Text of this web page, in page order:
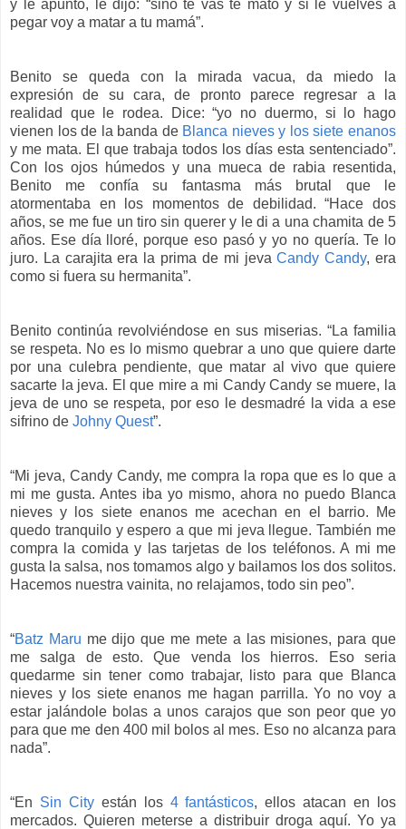
y le apunto, le dijo: “sino te vas te mato y si le vuelves a
pegar voy a matar a tu mamá”.
Benito se queda con la mirada vacua, da miedo la
expresión de su cara, de pronto parece regresar a la
realidad que le rodea. Dice: “yo no duermo, si lo hago
vienen los de la banda de Blanca nieves y los siete enanos
y me mata. El que trabaja todos los días esta sentenciado”.
Con los ojos húmedos y una mueca de rabia resentida,
Benito me confía su fantasma más brutal que le
atormentaba en los momentos de debilidad. “Hace dos
años, se me fue un tiro sin querer y le di a una chamita de 5
años. Ese día lloré, porque eso pasó y yo no quería. Te lo
juro. La carajita era la prima de mi jevaCandy Candy, era
como si fuera su hermanita”.
Benito continúa revolviéndose en sus miserias. “La familia
se respeta. No es lo mismo quebrar a uno que quiere darte
por una culebra pendiente, que matar al vivo que quiere
sacarte la jeva. El que mire a mi Candy Candy se muere, la
jeva de uno se respeta, por eso le desmadré la vida a ese
sifrino de Johny Quest”.
“Mi jeva, Candy Candy, me compra la ropa que es lo que a
mi me gusta. Antes iba yo mismo, ahora no puedo Blanca
nieves y los siete enanos me acechan en el barrio. Me
quedo tranquilo y espero a que mi jeva llegue. También me
compra la comida y las tarjetas de los teléfonos. A mi me
gusta la salsa, nos tomamos algo y bailamos los dos solitos.
Hacemos nuestra vainita, no relajamos, todo sin peo”.
“Batz Maru me dijo que me mete a las misiones, para que
me salga de esto. Que venda los hierros. Eso seria
quedarme sin tener como trabajar, listo para que Blanca
nieves y los siete enanos me hagan parrilla. Yo no voy a
estar jalándole bolas a unos carajos que son peor que yo
para que me den 400 mil bolos al mes. Eso no alcanza para
nada”.
“En Sin City están los 4 fantásticos, ellos atacan en los
mercados. Quieren meterse a distribuir droga aquí. Yo ya